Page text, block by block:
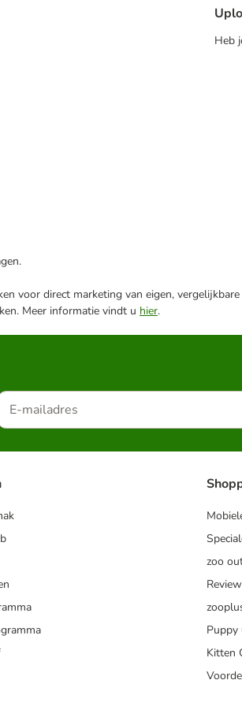
Heb
voor direct marketing van eigen,
Meer informatie vindt u hier.
zoo
Puppy
Kitten